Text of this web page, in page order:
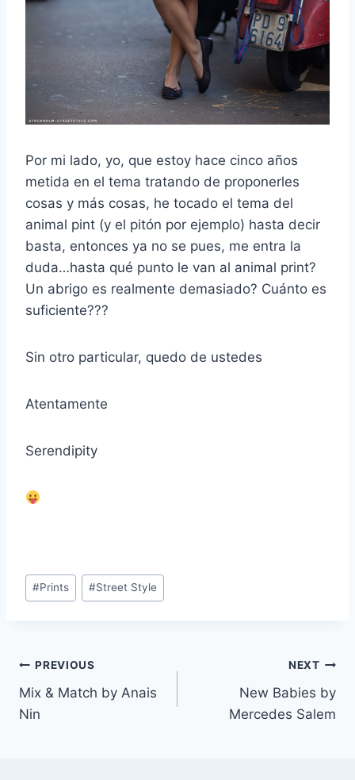
Por mi lado, yo, que estoy hace cinco años
metida en el tema tratando de proponerles
cosas y más cosas, he tocado el tema del
animal pint (y el pitón por ejemplo) hasta decir
basta, entonces ya no se pues, me entra la
duda…hasta qué punto le van al animal print?
Un abrigo es realmente demasiado? Cuánto es
suficiente???
Sin otro particular, quedo de ustedes
Atentamente
Serendipity
Post
Tags:
#Prints #Street Style
Navegación
de
PREVIOUS
Mix & Match by Anais
Nin
NEXT
New Babies by
Mercedes Salem